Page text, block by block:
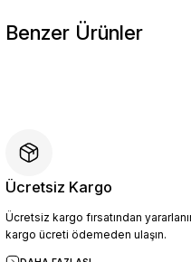
Benzer Ürünler
4.094,10 TL
4.549,00 TL
Sepete Ekle
Ücretsiz Kargo
Ücretsiz kargo fırsatından
kargo ücreti ödemeden ulaşın.